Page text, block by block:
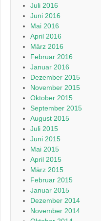
Juli 2016
Juni 2016
Mai 2016
April 2016
März 2016
Februar 2016
Januar 2016
Dezember 2015
November 2015
Oktober 2015
September 2015
August 2015
Juli 2015
Juni 2015
Mai 2015
April 2015
März 2015
Februar 2015
Januar 2015
Dezember 2014
November 2014